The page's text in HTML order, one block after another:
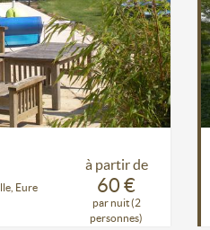
à partir de
60 €
par nuit (2
personnes)
Eure